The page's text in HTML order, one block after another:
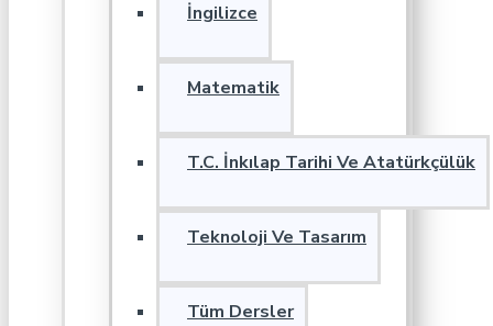
İngilizce
Matematik
T.C. İnkılap Tarihi Ve Atatürkçülük
Teknoloji Ve Tasarım
Tüm Dersler